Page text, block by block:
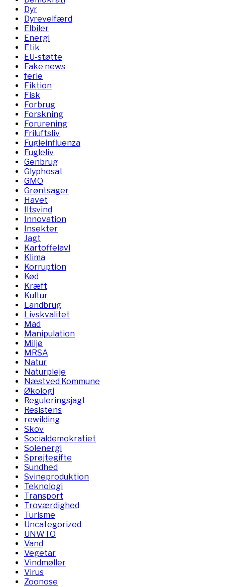
Dyr
Dyrevelfærd
Elbiler
Energi
Etik
EU-støtte
Fake news
ferie
Fiktion
Fisk
Forbrug
Forskning
Forurening
Friluftsliv
Fugleinfluenza
Fugleliv
Genbrug
Glyphosat
GMO
Grøntsager
Havet
Iltsvind
Innovation
Insekter
Jagt
Kartoffelavl
Klima
Korruption
Kød
Kræft
Kultur
Landbrug
Livskvalitet
Mad
Manipulation
Miljø
MRSA
Natur
Naturpleje
Næstved Kommune
Økologi
Reguleringsjagt
Resistens
rewilding
Skov
Socialdemokratiet
Solenergi
Sprøjtegifte
Sundhed
Svineproduktion
Teknologi
Transport
Troværdighed
Turisme
Uncategorized
UNWTO
Vand
Vegetar
Vindmøller
Virus
Zoonose